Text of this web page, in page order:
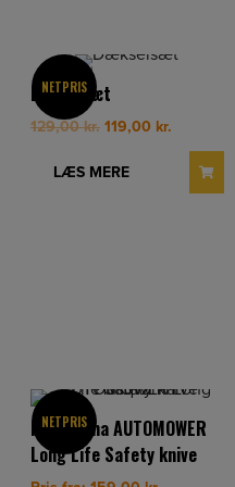
NETPRIS
Dækselsæt
129,00kr. Original
was:
119,00 kr.Current
price
119,00 kr..
LÆS MERE
NETPRIS
Husqvarna AUTOMOWER
Long Life Safety knive